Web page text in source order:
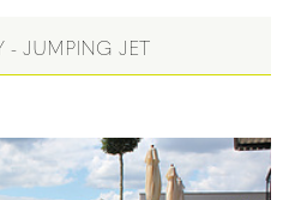
- JUMPING JET